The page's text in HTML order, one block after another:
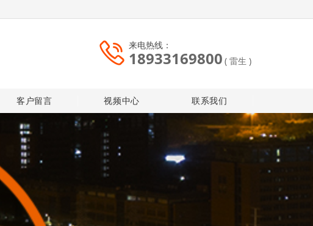
来电热线：
18933169800 ( 雷生 )
客户留言 视频中心 联系我们